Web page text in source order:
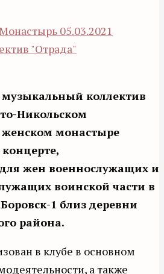
05.03.2021
"Отрада"
музыкальный коллектив
Никольском
женском монастыре
жен военнослужащих и
воинской части в
1 близ деревни
района.
в клубе в основном
а также